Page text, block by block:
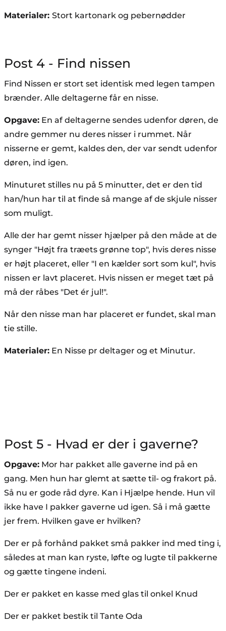
Materialer: Stort kartonark og pebernødder
Post 4 - Find nissen
Find Nissen er stort set identisk med legen tampen
brænder. Alle deltagerne får en nisse.
Opgave: En af deltagerne sendes udenfor døren, de
andre gemmer nu deres nisser i rummet. Når
nisserne er gemt, kaldes den, der var sendt udenfor
døren, ind igen.
Minuturet stilles nu på 5 minutter, det er den tid
han/hun har til at finde så mange af de skjule nisser
som muligt.
Alle der har gemt nisser hjælper på den måde at de
synger "Højt fra træets grønne top", hvis deres nisse
er højt placeret, eller "I en kælder sort som kul", hvis
nissen er lavt placeret. Hvis nissen er meget tæt på
må der råbes "Det ér jul!".
Når den nisse man har placeret er fundet, skal man
tie stille.
Materialer: En Nisse pr deltager og et Minutur.
Post 5 - Hvad er der i gaverne?
Opgave: Mor har pakket alle gaverne ind på en
gang. Men hun har glemt at sætte til- og frakort på.
Så nu er gode råd dyre. Kan i Hjælpe hende. Hun vil
ikke have I pakker gaverne ud igen. Så i må gætte
jer frem. Hvilken gave er hvilken?
Der er på forhånd pakket små pakker ind med ting i,
således at man kan ryste, løfte og lugte til pakkerne
og gætte tingene indeni.
Der er pakket en kasse med glas til onkel Knud
Der er pakket bestik til Tante Oda